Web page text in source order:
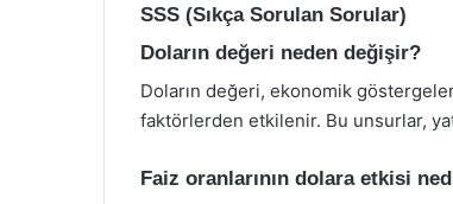
SSS (Sıkça Sorulan Sorular)
Doların değeri neden değişir?
Doların değeri, ekonomik
faktörlerden etkilenir. Bu unsurlar,
Faiz oranlarının dolara etkisi